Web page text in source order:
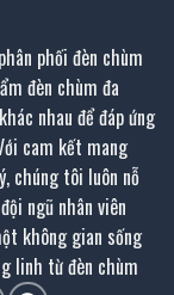
phối đèn chùm
đèn chùm đa
nhau để đáp ứng
cam kết mang
chúng tôi luôn nỗ
ngũ nhân viên
không gian sống
linh từ đèn chùm